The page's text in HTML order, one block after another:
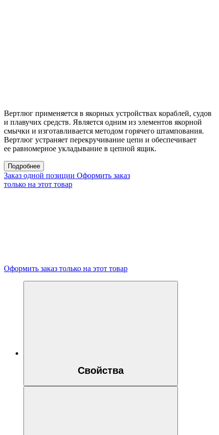
Вертлюг применяется в якорных устройствах кораблей, судов
и плавучих средств. Является одним из элементов якорной
смычки и изготавливается методом горячего штампования.
Вертлюг устраняет перекручивание цепи и обеспечивает
ее равномерное укладывание в цепной ящик.
Подробнее
Заказ одной позиции Оформить заказ
только на этот товар
Оформить заказ только на этот товар
Свойства